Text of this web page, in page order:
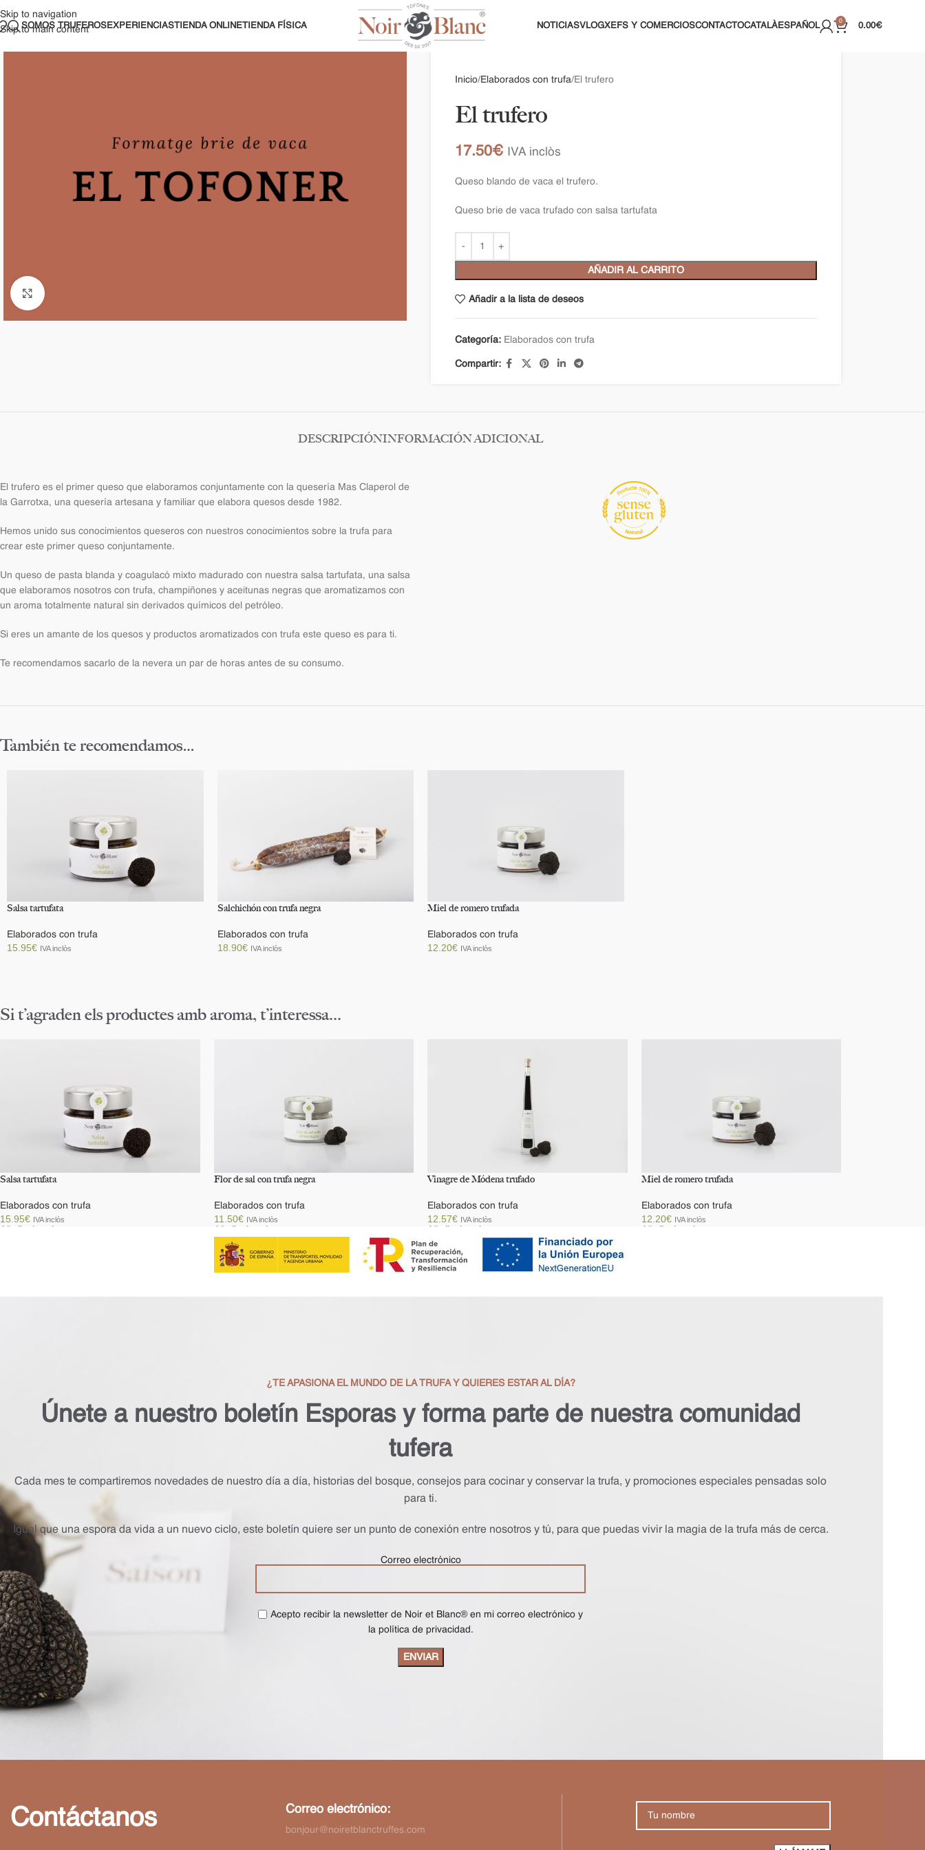
Skip to navigation
Skip to main content
SOMOS TRUFEROSEXPERIENCIASTIENDA ONLINETIENDA FÍSICA NOTICIASVLOGXEFS Y COMERCIOSCONTACTOCATALÀESPAÑOL
0
0.00€
Inicio Elaborados con trufa El trufero
El trufero
17.50€ IVA inclòs
Queso blando de vaca el trufero.
Queso brie de vaca trufado con salsa tartufata
AÑADIR AL CARRITO
Añadir a la lista de deseos
Categoría: Elaborados con trufa
Compartir:
DESCRIPCIÓNINFORMACIÓN ADICIONAL
El trufero es el primer queso que elaboramos conjuntamente con la quesería Mas Claperol de
la Garrotxa, una quesería artesana y familiar que elabora quesos desde 1982.
Hemos unido sus conocimientos queseros con nuestros conocimientos sobre la trufa para
crear este primer queso conjuntamente.
Un queso de pasta blanda y coagulacó mixto madurado con nuestra salsa tartufata, una salsa
que elaboramos nosotros con trufa, champiñones y aceitunas negras que aromatizamos con
un aroma totalmente natural sin derivados químicos del petróleo.
Si eres un amante de los quesos y productos aromatizados con trufa este queso es para ti.
Te recomendamos sacarlo de la nevera un par de horas antes de su consumo.
También te recomendamos…
Salsa tartufata
Elaborados con trufa
15.95€ IVA inclòs
Salchichón con trufa negra
Elaborados con trufa
18.90€ IVA inclòs
Miel de romero trufada
Elaborados con trufa
12.20€ IVA inclòs
Si t’agraden els productes amb aroma, t’interessa...
Salsa tartufata
Elaborados con trufa
15.95€ IVA inclòs
Flor de sal con trufa negra
Elaborados con trufa
11.50€ IVA inclòs
Vinagre de Módena trufado
Elaborados con trufa
12.57€ IVA inclòs
Miel de romero trufada
Elaborados con trufa
12.20€ IVA inclòs
¿TE APASIONA EL MUNDO DE LA TRUFA Y QUIERES ESTAR AL DÍA?
Únete a nuestro boletín Esporas y forma parte de nuestra comunidad
tufera
Cada mes te compartiremos novedades de nuestro día a día, historias del bosque, consejos para cocinar y conservar la trufa, y promociones especiales pensadas solo
para ti.
Igual que una espora da vida a un nuevo ciclo, este boletín quiere ser un punto de conexión entre nosotros y tú, para que puedas vivir la magia de la trufa más de cerca.
Correo electrónico
Acepto recibir la newsletter de Noir et Blanc® en mi correo electrónico y
la política de privacidad.
Contáctanos Correo electrónico:
bonjour@noiretblanctruffes.com